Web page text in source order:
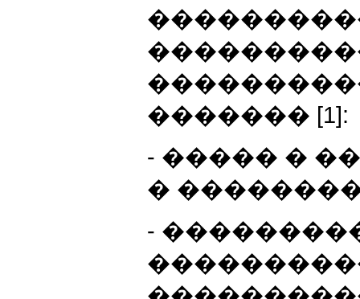
������� [1]:
- ����� �
�
-